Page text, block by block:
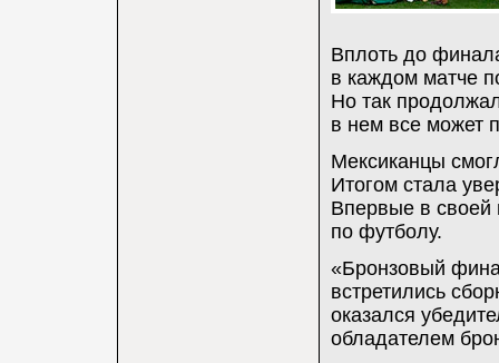
Вплоть до
в каждом матче
Но так
в нем все может
Мексиканцы
Итогом стала
Впервые в своей
по футболу.
«Бронзовый
встретились
оказался
обладателем